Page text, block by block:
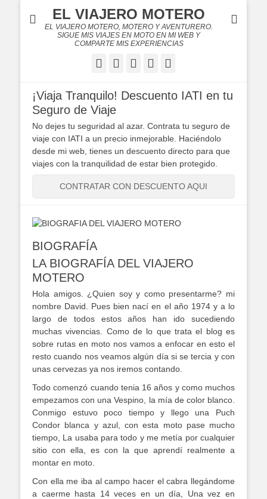
EL VIAJERO MOTERO
EL VIAJERO MOTERO, MOTERO Y AVENTURERO.
SIGUE MIS VIAJES EN MOTO EN MI WEB Y
COMPARTE MIS EXPERIENCIAS
Facebook
Twitter
FlickrYouTube
¡Viaja Tranquilo! Descuento IATI en tu
Seguro de Viaje
No dejes tu seguridad al azar. Contrata tu seguro de
viaje con IATI a un precio inmejorable. Haciéndolo
desde mi web, tienes un descuento directo para que
viajes con la tranquilidad de estar bien protegido.
CONTRATAR CON DESCUENTO AQUI
BIOGRAFÍA
LA BIOGRAFÍA DEL VIAJERO
MOTERO
Hola amigos. ¿Quien soy y como presentarme? mi
nombre David. Pues bien nací en el año 1974 y a lo
largo de todos estos años han ido sucediendo
muchas vivencias. Como de lo que trata el blog es
sobre rutas en moto nos vamos a enfocar en esto el
resto cuando nos veamos algún día si se tercia y con
unas cervezas ya nos iremos contando.
Todo comenzó cuando tenia 16 años y como muchos
empezamos con una Vespino, la mía de color blanco.
Conmigo estuvo poco tiempo y llego una Puch
Condor blanca y azul, con esta moto pase mucho
tiempo, La usaba para todo y me metía por cualquier
sitio con ella, es con la que aprendí realmente a
montar en moto.
Con ella me iba al campo hacer el cabra llegándome
a caerme hasta 14 veces en un día, Una vez en